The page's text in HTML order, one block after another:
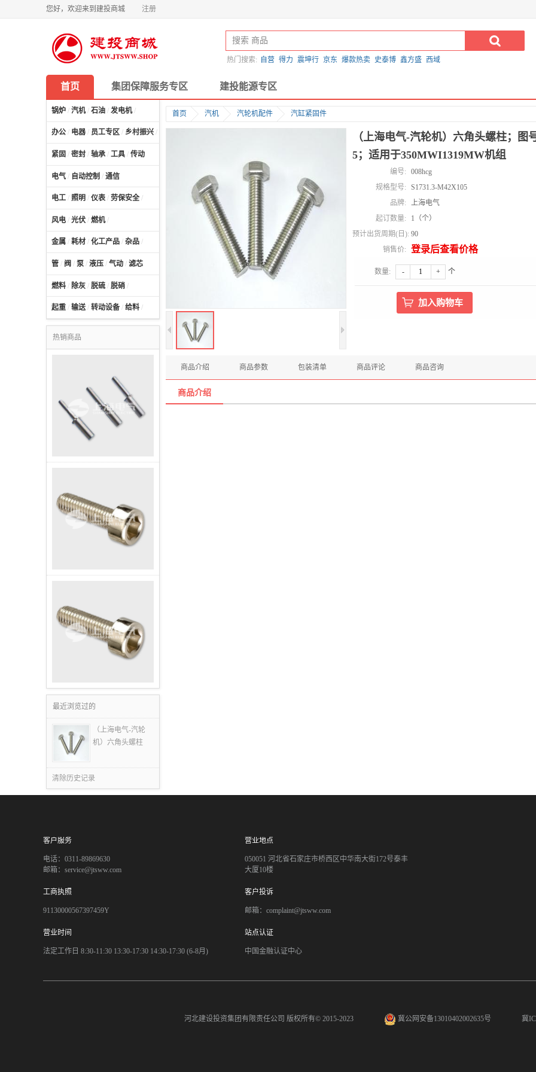
您好，欢迎来到建投商城 注册
热门搜索: 自营 得力 震坤行 京东 爆款热卖 史泰博 鑫方盛 西域
首页 集团保障服务专区 建投能源专区
锅炉 / 汽机/ 石油 / 发电机/
办公 / 电器 / 员工专区 / 乡村振兴 /
紧固 / 密封 / 轴承 / 工具 / 传动
电气 / 自动控制 / 通信
电工 / 照明 / 仪表 / 劳保安全 /
风电 / 光伏 / 燃机/
金属 / 耗材 / 化工产品 / 杂品 /
管 / 阀 / 泵 / 液压 / 气动 / 滤芯
燃料 / 除灰 / 脱硫 / 脱硝 /
起重 / 输送/ 转动设备 / 给料 /
热销商品
最近浏览过的
（上海电气-汽轮
机）六角头螺柱
清除历史记录
首页 汽机 汽轮机配件 汽缸紧固件
（上海电气-汽轮机）六角头螺柱；图
5；适用于350MWI1319MW机组
编号:
008hcg
规格型号:
S1731.3-M42X105
品牌:
上海电气
起订数量:
1（个）
预计出货周期(日): 90
销售价:
登录后查看价格
数量: - + 个
商品介绍 商品参数 包装清单 商品评论 商品咨询
商品介绍
客户服务
电话：0311-89869630
邮箱：service@jtsww.com
营业地点
050051 河北省石家庄市桥西区中华南大街172号泰丰
大厦10楼
工商执照
91130000567397459Y
客户投诉
邮箱：complaint@jtsww.com
营业时间
法定工作日 8:30-11:30 13:30-17:30 14:30-17:30 (6-8月)
站点认证
中国金融认证中心
河北建设投资集团有限责任公司 版权所有© 2015-2023 冀公网安备13010402002635号 冀